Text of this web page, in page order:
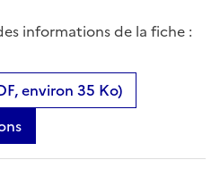
informations de la fiche :
environ 35 Ko)